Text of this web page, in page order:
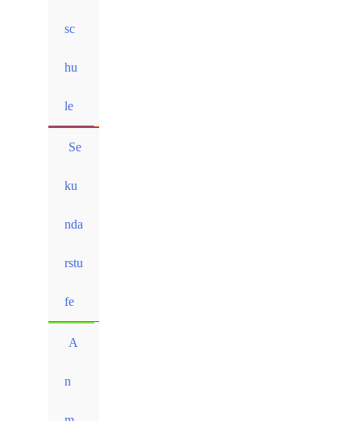
sc
hu
le
Se
ku
nda
rstu
fe
A
n